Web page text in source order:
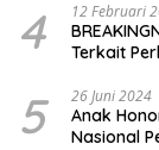
4 12 Februari
Terkait
5 26 Juni 2024
Anak
Nasional